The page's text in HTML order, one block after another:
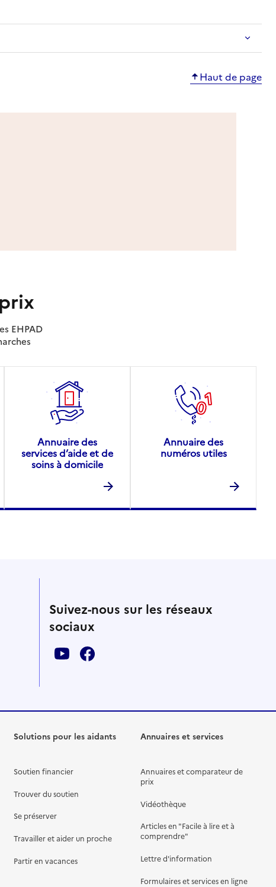
Haut de page
EHPAD
Annuaire des
services d’aide et de
soins à domicile
Annuaire des
numéros utiles
Suivez-nous sur les réseaux
sociaux
Solutions pour les aidants
Soutien financier
Trouver du soutien
Se préserver
Travailler et aider un proche
Partir en vacances
Annuaires et services
Annuaires et comparateur de
prix
Vidéothèque
Articles en "Facile à lire et à
comprendre"
Lettre d'information
Formulaires et services en ligne